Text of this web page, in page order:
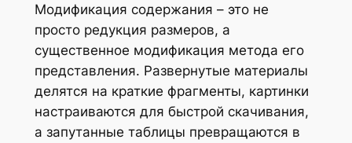
Модификация содержания – это не
просто редукция размеров, а
существенное модификация метода его
представления. Развернутые материалы
делятся на краткие фрагменты, картинки
настраиваются для быстрой скачивания,
а запутанные таблицы превращаются в